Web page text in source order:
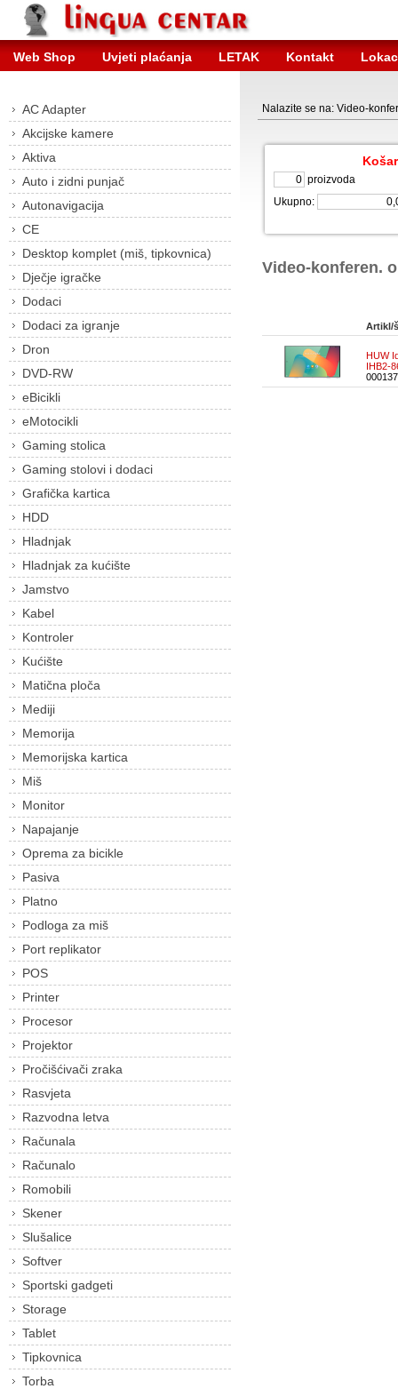
Web Shop Uvjeti plaćanja LETAK Kontakt
AC Adapter
Akcijske kamere
Aktiva
Auto i zidni punjač
Autonavigacija
CE
Desktop komplet (miš, tipkovnica)
Dječje igračke
Dodaci
Dodaci za igranje
Dron
DVD-RW
eBicikli
eMotocikli
Gaming stolica
Gaming stolovi i dodaci
Grafička kartica
HDD
Hladnjak
Hladnjak za kućište
Jamstvo
Kabel
Kontroler
Kućište
Matična ploča
Mediji
Memorija
Memorijska kartica
Miš
Monitor
Napajanje
Oprema za bicikle
Pasiva
Platno
Podloga za miš
Port replikator
POS
Printer
Procesor
Projektor
Pročišćivači zraka
Rasvjeta
Razvodna letva
Računala
Računalo
Romobili
Skener
Slušalice
Softver
Sportski gadgeti
Storage
Tablet
Tipkovnica
Torba
Nalazite se na: Video-
proizvoda
Ukupno:
Video-konferen.
Artikl/
HUW
IHB2-